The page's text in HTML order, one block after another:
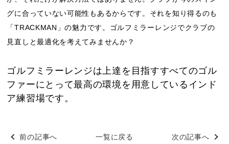
グに合っていない可能性もあるからです。それを知り得るのも
「TRACKMAN」の魅力です。ゴルフミラーレンジでクラブの
見直しと最適化を考えてみませんか？
ゴルフミラーレンジは上達を目指すすべてのゴル
ファーにとって最高の環境を用意しているインド
ア練習場です。
前の記事へ 次の記事へ
一覧に戻る